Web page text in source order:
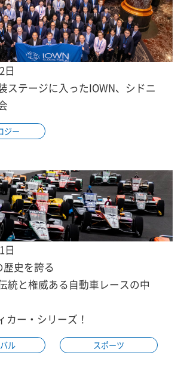
日
ステージに入ったIOWN、シドニ
ジー
日
歴史を誇る
統と権威ある自動車レースの中
カー・シリーズ！
ル スポーツ